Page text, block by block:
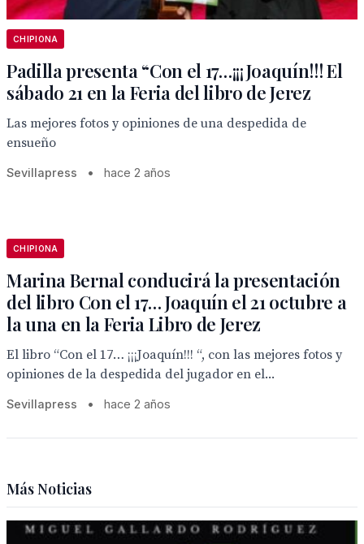
CHIPIONA
Padilla presenta “Con el 17…¡¡¡Joaquín!!! El
sábado 21 en la Feria del libro de Jerez
Las mejores fotos y opiniones de una despedida de
ensueño
Sevillapress • hace 2 años
CHIPIONA
Marina Bernal conducirá la presentación
del libro Con el 17… Joaquín el 21 octubre a
la una en la Feria Libro de Jerez
El libro “Con el 17… ¡¡¡Joaquín!!! “, con las mejores fotos y
opiniones de la despedida del jugador en el...
Sevillapress • hace 2 años
Más Noticias